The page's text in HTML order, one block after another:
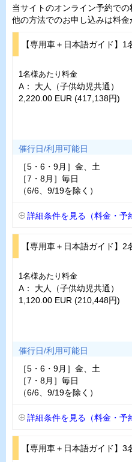
当サイトのオンライン予約での
他の方法でのお申し込みは料金
【専用車＋日本語ガイド】1
1名様あたり料金
A： 大人（子供幼児共通）
2,220.00 EUR (417,138円)
催行日/利用可能日
［5・6・9月］金、土
［7・8月］毎日
（6/6、9/19を除く）
詳細条件を見る（料金・予
【専用車＋日本語ガイド】2
1名様あたり料金
A： 大人（子供幼児共通）
1,120.00 EUR (210,448円)
催行日/利用可能日
［5・6・9月］金、土
［7・8月］毎日
（6/6、9/19を除く）
詳細条件を見る（料金・予
【専用車＋日本語ガイド】3